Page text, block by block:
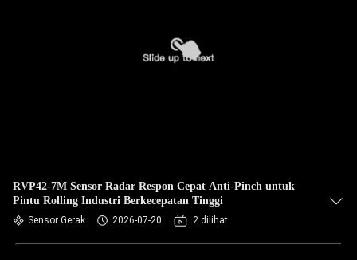
RVP42-7M Sensor Radar Respon Cepat Anti-Pinch untuk
Pintu Rolling Industri Berkecepatan Tinggi
Sensor Gerak 2026-07-20 2 dilihat